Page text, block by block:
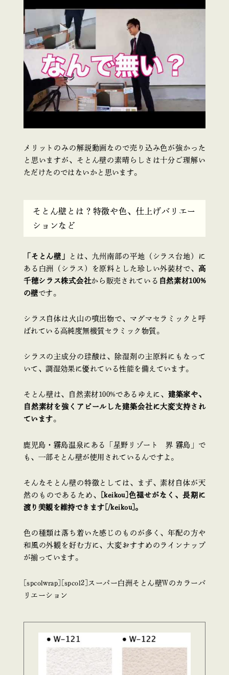
メリットのみの解説動画なので売り込み色が強かった
と思いますが、そとん壁の素晴らしさは十分ご理解い
ただけたのではないかと思います。
そとん壁とは？特徴や色、仕上げバリエー
ションなど
「そとん壁」
とは、九州南部の平地（シラス台地）に
ある白洲（シラス）を原料とした珍しい外装材で、 高
千穂シラス株式会社から販売されている 自然素材100%
の壁です。
シラス自体は火山の噴出物で、マグマセラミックと呼
ばれている高純度無機質セラミック物質。
シラスの主成分の珪酸は、除湿剤の主原料にもなって
いて、調湿効果に優れている性能を備えています。
そとん壁は、自然素材100%であるゆえに、 建築家や、
自然素材を強くアピールした建築会社に大変支持され
ています。
鹿児島・霧島温泉にある「星野リゾート 界 霧島」で
も、一部そとん壁が使用されているんですよ。
そんなそとん壁の特徴としては、まず、素材自体が天
然のものであるため、
[keikou]色褪せがなく、長期に
渡り美観を維持できます[/keikou]。
色の種類は落ち着いた感じのものが多く、年配の方や
和風の外観を好む方に、大変おすすめのラインナップ
が揃っています。
[spcolwrap][spcol2]スーパー白洲そとん壁Wのカラーバ
リエーション